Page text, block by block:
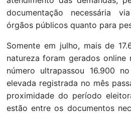
documentação necessária
órgãos públicos quanto para
Somente em julho, mais de
natureza foram gerados online
número ultrapassou 16.900
elevada registrada no mês
proximidade do período
estão entre os documentos